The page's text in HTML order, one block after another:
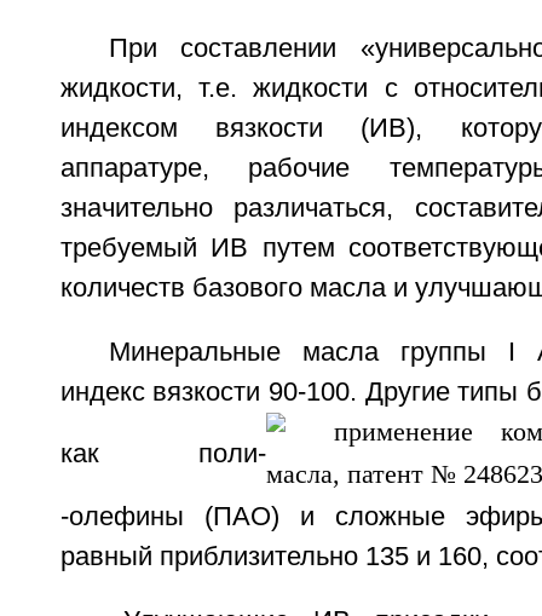
При составлении
жидкости, т.е. жидкости с
индексом вязкости (ИВ),
аппаратуре, рабочие
значительно различаться,
требуемый ИВ путем
количеств базового масла и
Минеральные масла группы I
индекс вязкости 90-100. Другие типы
как поли-
-олефины (ПАО) и сложные
равный приблизительно 135 и 160,